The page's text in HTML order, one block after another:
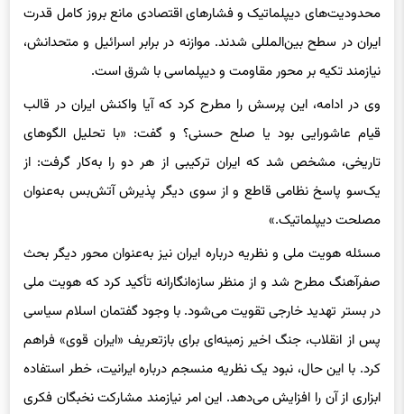
محدودیت‌های دیپلماتیک و فشارهای اقتصادی مانع بروز کامل قدرت
ایران در سطح بین‌المللی شدند. موازنه در برابر اسرائیل و متحدانش،
نیازمند تکیه بر محور مقاومت و دیپلماسی با شرق است.
وی در ادامه، این پرسش را مطرح کرد که آیا واکنش ایران در قالب
قیام عاشورایی بود یا صلح حسنی؟ و گفت: «با تحلیل الگوهای
تاریخی، مشخص شد که ایران ترکیبی از هر دو را به‌کار گرفت: از
یک‌سو پاسخ نظامی قاطع و از سوی دیگر پذیرش آتش‌بس به‌عنوان
مصلحت دیپلماتیک.»
مسئله هویت ملی و نظریه درباره ایران نیز به‌عنوان محور دیگر بحث
صفرآهنگ مطرح شد و از منظر سازه‌انگارانه تأکید کرد که هویت ملی
در بستر تهدید خارجی تقویت می‌شود. با وجود گفتمان اسلام سیاسی
پس از انقلاب، جنگ اخیر زمینه‌ای برای بازتعریف «ایران قوی» فراهم
کرد. با این حال، نبود یک نظریه منسجم درباره ایرانیت، خطر استفاده
ابزاری از آن را افزایش می‌دهد. این امر نیازمند مشارکت نخبگان فکری